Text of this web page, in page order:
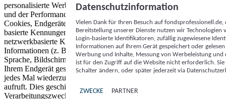
personalisierte Werbung und Inhalte, Messung von Werbeleistung
und der Performance von Inhalten sowie Zielgruppenforschung.
Cookies, Endgeräte- oder ähnliche Online-Kennungen (z. B. login-
basierte Kennungen, zufällig generierte Kennungen,
netzwerkbasierte Kennungen) können zusammen mit anderen
Informationen (z. B. Browsertyp und Browserinformationen,
Sprache, Bildschirmgröße, unterstützte Technologien usw.) auf
Ihrem Endgerät gespeichert oder von dort ausgelesen werden, um es
jedes Mal wiederzuerkennen, wenn es eine App oder einer Webseite
aufruft. Dies geschieht für einen oder mehrere der hier aufgeführten
Verarbeitungszwecke.
Datenschutzinformation
Vielen Dank für Ihren Besuch auf
Bereitstellung unserer Dienste nutzen wir Technologien
Login-basierte Identifikatoren, zufällig zugewiesene
Informationen auf Ihrem Gerät gespeichert oder
Werbung und Inhalte, Messung von Werbeleistung
ist für den Zugriff auf die Website nicht erforderlich.
Schalter ändern, oder später jederzeit via
ZWECKE PARTNER